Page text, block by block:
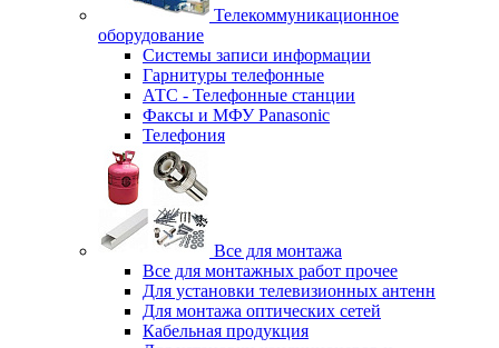
Телекоммуникационное
оборудование
Системы записи информации
Гарнитуры телефонные
АТС - Телефонные станции
Факсы и МФУ Panasonic
Телефония
Все для монтажа
Все для монтажных работ прочее
Для установки телевизионных антенн
Для монтажа оптических сетей
Кабельная продукция